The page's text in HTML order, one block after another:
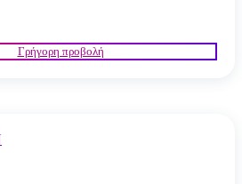
Γρήγορη προβολή